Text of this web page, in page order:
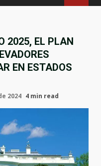
2025, EL PLAN
EN ESTADOS
2024 4 min read